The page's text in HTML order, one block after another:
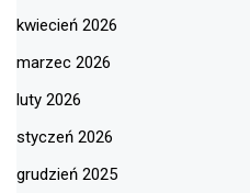
kwiecień 2026
marzec 2026
luty 2026
styczeń 2026
grudzień 2025